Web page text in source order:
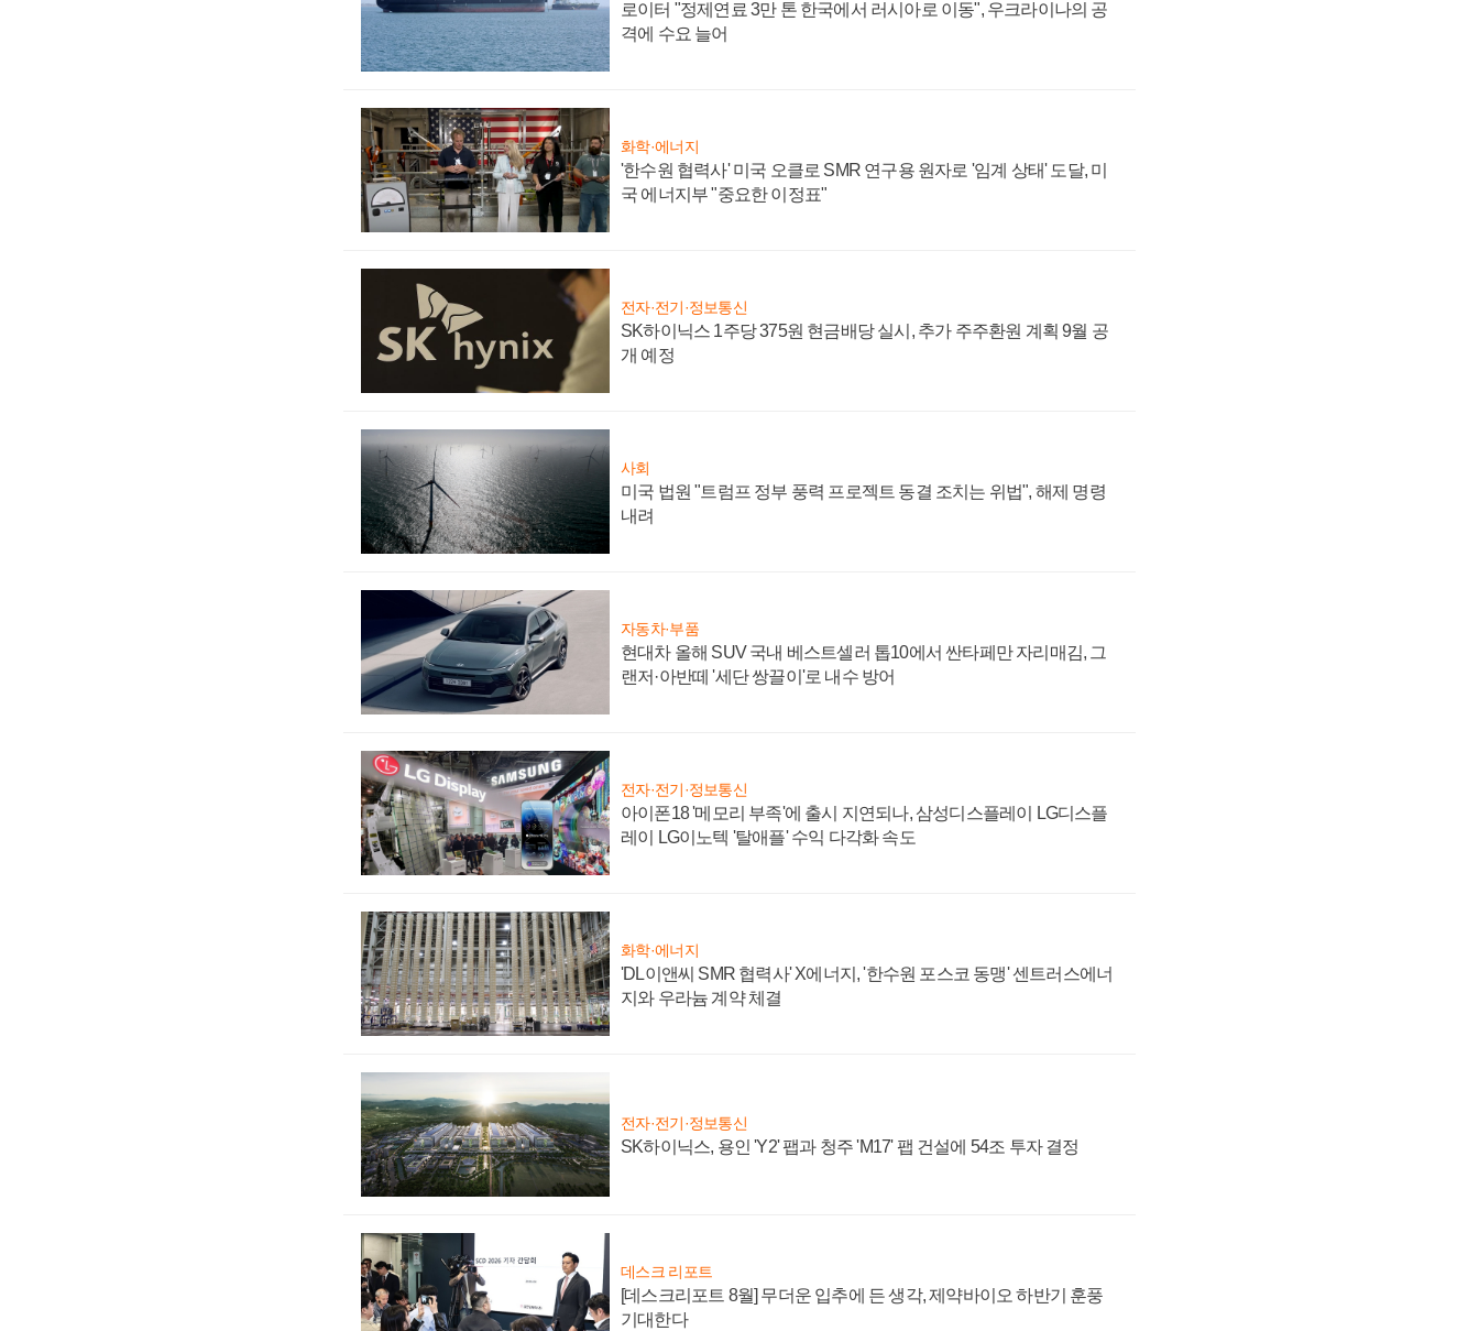
로이터 "정제연료 3만 톤 한국에서 러시아로 이동", 우크라이나의 공
격에 수요 늘어
화학·에너지
'한수원 협력사' 미국 오클로 SMR 연구용 원자로 '임계 상태' 도달, 미
국 에너지부 "중요한 이정표"
전자·전기·정보통신
SK하이닉스 1주당 375원 현금배당 실시, 추가 주주환원 계획 9월 공
개 예정
사회
미국 법원 "트럼프 정부 풍력 프로젝트 동결 조치는 위법", 해제 명령
내려
자동차·부품
현대차 올해 SUV 국내 베스트셀러 톱10에서 싼타페만 자리매김, 그
랜저·아반떼 '세단 쌍끌이'로 내수 방어
전자·전기·정보통신
아이폰18 '메모리 부족'에 출시 지연되나, 삼성디스플레이 LG디스플
레이 LG이노텍 '탈애플' 수익 다각화 속도
화학·에너지
'DL이앤씨 SMR 협력사' X에너지, '한수원 포스코 동맹' 센트러스에너
지와 우라늄 계약 체결
전자·전기·정보통신
SK하이닉스, 용인 'Y2' 팹과 청주 'M17' 팹 건설에 54조 투자 결정
데스크 리포트
[데스크리포트 8월] 무더운 입추에 든 생각, 제약바이오 하반기 훈풍
기대한다